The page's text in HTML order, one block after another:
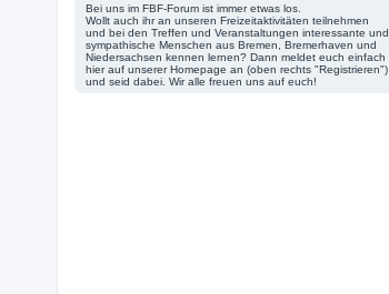
Bei uns im FBF-Forum ist immer etwas los.
Wollt auch ihr an unseren Freizeitaktivitäten teilnehmen
und bei den Treffen und Veranstaltungen interessante und
sympathische Menschen aus Bremen, Bremerhaven und
Niedersachsen kennen lernen? Dann meldet euch einfach
hier auf unserer Homepage an (oben rechts "Registrieren")
und seid dabei. Wir alle freuen uns auf euch!